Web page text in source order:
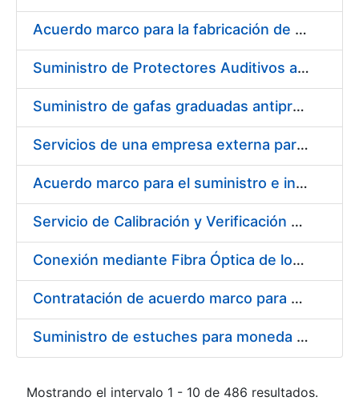
Acuerdo marco para la fabricación de piezas
Suministro de Protectores Auditivos a medida para las personas trabajadoras de los Centros de Trabajo de Madrid y Burgos
Suministro de gafas graduadas antiproyecciones para los trabajadores de la FNMT-RCM en los centros de trabajo de Madrid y Burgos
Servicios de una empresa externa para el asesoramiento y resolución de los recursos de alzada que se presentan relacionados con procesos de selección para la FNMT-RCM
Acuerdo marco para el suministro e instalación de persianas, estores y otros complementos
Servicio de Calibración y Verificación Externa de los Equipos de Medición del Servicio de Prevención de la FNMT-RCM
Conexión mediante Fibra Óptica de los Centros de Proceso de Datos (CPDs) de las sedes de la FNMT-RCM de Burgos y Madrid
Contratación de acuerdo marco para el Suministro de Material de Electricidad para la Fábrica Nacional de Moneda y Timbre-Real Casa de la Moneda en su centro de trabajo de Burgos
Suministro de estuches para moneda de 30 €
Mostrando el intervalo 1 - 10 de 486 resultados.